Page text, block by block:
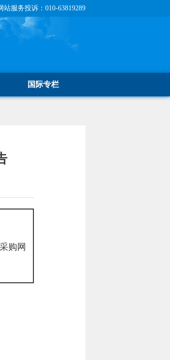
服务投诉：010-63819289
国际专栏
购网